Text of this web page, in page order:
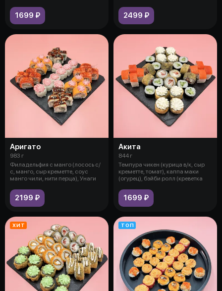
1699 ₽ 2499 ₽
Аригато
983 г
Филадельфия с манго (лосось с/
с, манго, сыр креметте, соус
манго чили, нити перца), Унаги
2199 ₽
Акита
844 г
Темпура чикен (курица в/к, сыр
креметте, томат), каппа маки
(огурец), бэйби ролл (креветка
1699 ₽
ХИТ ТОП